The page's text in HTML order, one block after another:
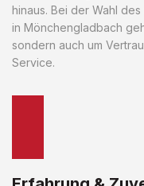
hinaus. Bei der Wahl
in Mönchengladbach
sondern auch um
Service.